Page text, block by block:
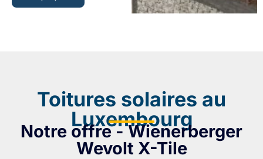
Toitures solaires au
Luxembourg
Notre offre - Wienerberger
Wevolt X-Tile